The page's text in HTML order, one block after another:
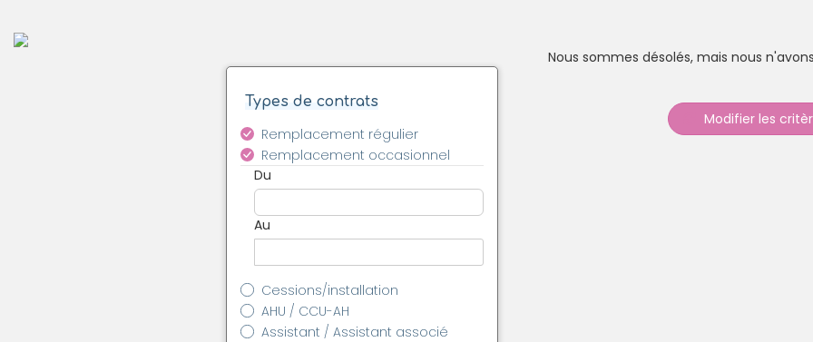
Types de contrats
Remplacement régulier
Remplacement occasionnel
Du
Au
Cessions/installation
AHU / CCU-AH
Assistant / Assistant associé
Nous sommes désolés, mais nous
Modifier les